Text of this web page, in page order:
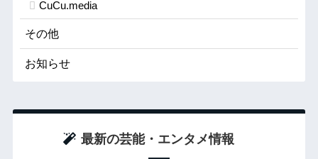
CuCu.media
その他
お知らせ
最新の芸能・エンタメ情報